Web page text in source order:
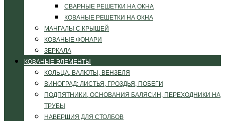
СВАРНЫЕ РЕШЕТКИ НА ОКНА
КОВАНЫЕ РЕШЕТКИ НА ОКНА
МАНГАЛЫ С КРЫШЕЙ
КОВАНЫЕ ФОНАРИ
ЗЕРКАЛА
КОВАНЫЕ ЭЛЕМЕНТЫ
КОЛЬЦА, ВАЛЮТЫ, ВЕНЗЕЛЯ
ВИНОГРАД: ЛИСТЬЯ, ГРОЗДЬЯ, ПОБЕГИ
ПОДПЯТНИКИ, ОСНОВАНИЯ БАЛЯСИН, ПЕРЕХОДНИКИ НА
ТРУБЫ
НАВЕРШИЯ ДЛЯ СТОЛБОВ